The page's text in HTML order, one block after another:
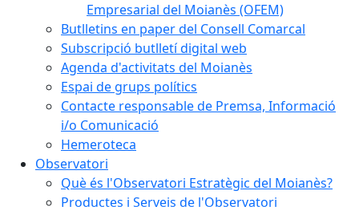
Empresarial del Moianès (OFEM)
Butlletins en paper del Consell Comarcal
Subscripció butlletí digital web
Agenda d'activitats del Moianès
Espai de grups polítics
Contacte responsable de Premsa, Informació
i/o Comunicació
Hemeroteca
Observatori
Què és l'Observatori Estratègic del Moianès?
Productes i Serveis de l'Observatori